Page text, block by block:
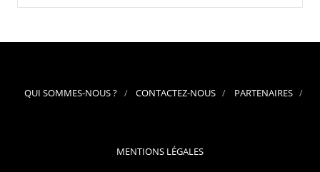
QUI SOMMES-NOUS ? CONTACTEZ-NOUS PARTENAIRES
MENTIONS LÉGALES